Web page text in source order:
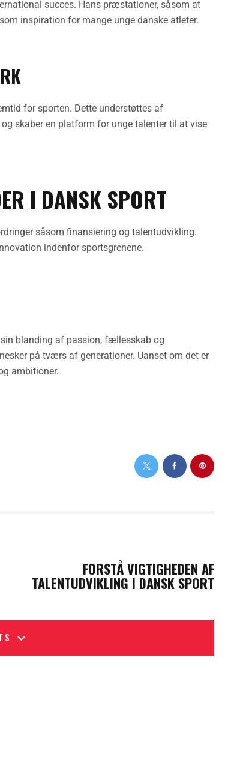
succes. Hans præstationer, såsom at
inspiration for mange unge danske atleter.
for sporten. Dette understøttes af
og skaber en platform for unge talenter til at vise
I DANSK SPORT
såsom finansiering og talentudvikling.
indenfor sportsgrenene.
blanding af passion, fællesskab og
på tværs af generationer. Uanset om det er
ambitioner.
FORSTÅ VIGTIGHEDEN AF
TALENTUDVIKLING I DANSK SPORT